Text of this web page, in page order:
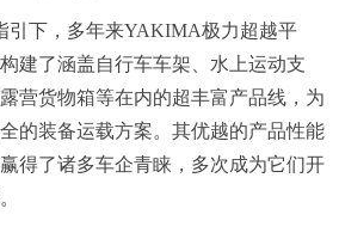
引下，多年来YAKIMA极力超越平
建了涵盖自行车车架、水上运动支
营货物箱等在内的超丰富产品线，为
的装备运载方案。其优越的产品性能
得了诸多车企青睐，多次成为它们开